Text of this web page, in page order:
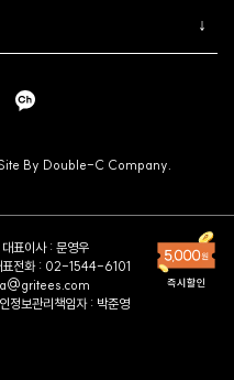
By Double-C Company.
표이사 : 문영우
표전화 : 02-1544-6101
정보관리책임자 : 박준영